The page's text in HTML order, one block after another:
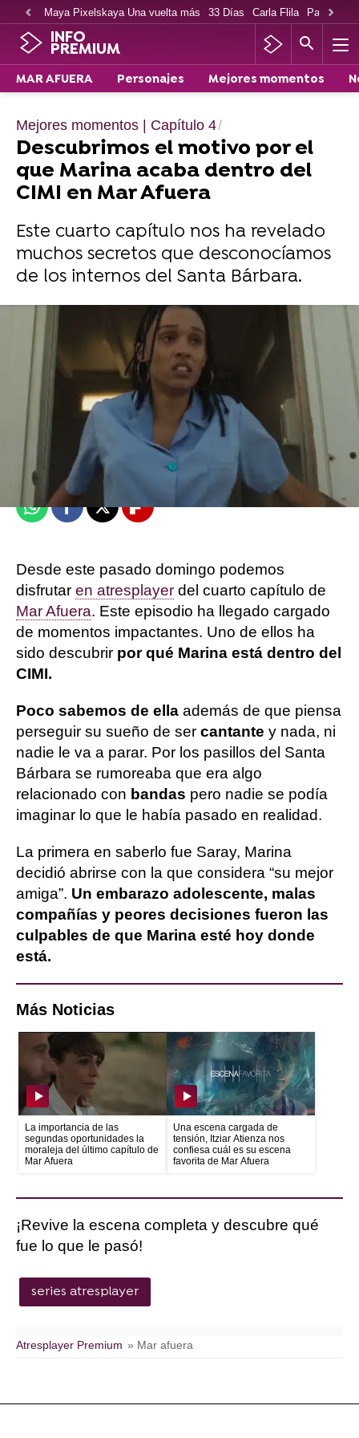
Maya Pixelskaya Una vuelta más 33 Días Carla Flila Paco
INFO
PREMIUM
MAR AFUERA Personajes Mejores momentos
Mejores momentos | Capítulo 4
Descubrimos el motivo por el
que Marina acaba dentro del
CIMI en Mar Afuera
Este cuarto capítulo nos ha revelado
muchos secretos que desconocíamos
de los internos del Santa Bárbara.
Victoria Esquilas
Publicado: 06 de octubre de 2025, 16:30
WhatsappFacebook
X Flipboard
Desde este pasado domingo podemos
disfrutar en atresplayer del cuarto capítulo de
Mar Afuera. Este episodio ha llegado cargado
de momentos impactantes. Uno de ellos ha
sido descubrir por qué Marina está dentro del
CIMI.
Poco sabemos de ella además de que piensa
perseguir su sueño de ser cantante y nada, ni
nadie le va a parar. Por los pasillos del Santa
Bárbara se rumoreaba que era algo
relacionado con bandas pero nadie se podía
imaginar lo que le había pasado en realidad.
La primera en saberlo fue Saray, Marina
decidió abrirse con la que considera “su mejor
amiga”. Un embarazo adolescente, malas
compañías y peores decisiones fueron las
culpables de que Marina esté hoy donde
está.
Más Noticias
La importancia de las
segundas oportunidades la
moraleja del último capítulo de
Mar Afuera
Una escena cargada de
tensión, Itziar Atienza nos
confiesa cuál es su escena
favorita de Mar Afuera
¡Revive la escena completa y descubre qué
fue lo que le pasó!
series atresplayer
Atresplayer Premium » Mar afuera